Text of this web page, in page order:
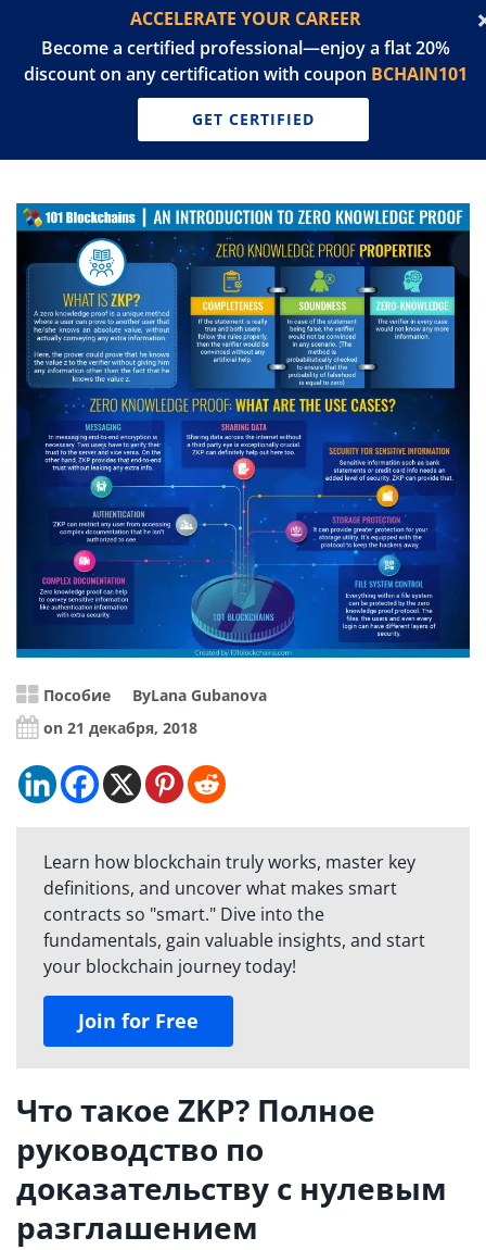
ACCELERATE YOUR CAREER
Become a certified professional—enjoy a flat 20%
discount on any certification with coupon BCHAIN101
GET CERTIFIED
Пособие ByLana Gubanova
on 21 декабря, 2018
Learn how blockchain truly works, master key
definitions, and uncover what makes smart
contracts so "smart." Dive into the
fundamentals, gain valuable insights, and start
your blockchain journey today!
Join for Free
Что такое ZKP? Полное
руководство по
доказательству с нулевым
разглашением